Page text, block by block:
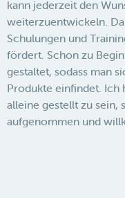
kann jederzeit den
weiterzuentwickeln.
Schulungen und
fördert. Schon zu
gestaltet, sodass man
Produkte einfindet. Ich
alleine gestellt zu sein,
aufgenommen und